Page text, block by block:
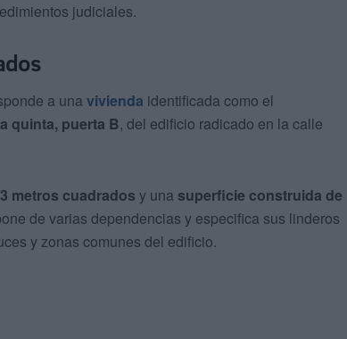
judiciales.
a una vivienda identificada como el
quinta, puerta B, del edificio radicado en la calle
metros cuadrados y una superficie construida de
de varias dependencias y especifica sus linderos
y zonas comunes del edificio.